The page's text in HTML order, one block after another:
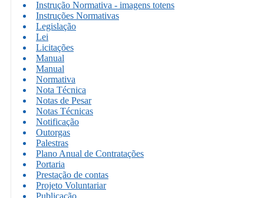
Instrução Normativa - imagens totens
Instruções Normativas
Legislação
Lei
Licitações
Manual
Manual
Normativa
Nota Técnica
Notas de Pesar
Notas Técnicas
Notificação
Outorgas
Palestras
Plano Anual de Contratações
Portaria
Prestação de contas
Projeto Voluntariar
Publicação